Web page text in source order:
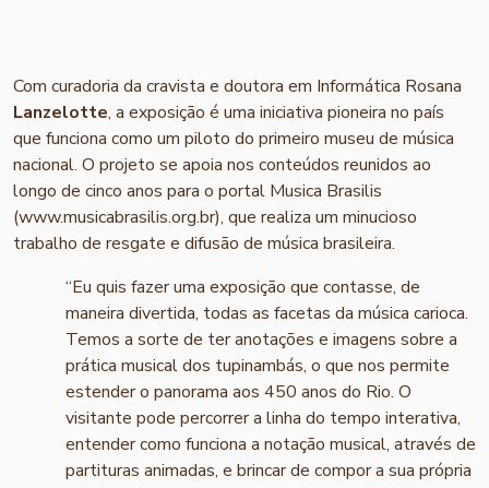
Com curadoria da cravista e doutora em Informática Rosana
Lanzelotte, a exposição é uma iniciativa pioneira no país
que funciona como um piloto do primeiro museu de música
nacional. O projeto se apoia nos conteúdos reunidos ao
longo de cinco anos para o portal Musica Brasilis
(www.musicabrasilis.org.br), que realiza um minucioso
trabalho de resgate e difusão de música brasileira.
“Eu quis fazer uma exposição que contasse, de
maneira divertida, todas as facetas da música carioca.
Temos a sorte de ter anotações e imagens sobre a
prática musical dos tupinambás, o que nos permite
estender o panorama aos 450 anos do Rio. O
visitante pode percorrer a linha do tempo interativa,
entender como funciona a notação musical, através de
partituras animadas, e brincar de compor a sua própria